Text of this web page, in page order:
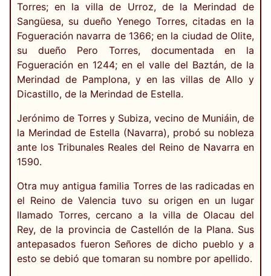
Torres; en la villa de Urroz, de la Merindad de
Sangüesa, su dueño Yenego Torres, citadas en la
Fogueración navarra de 1366; en la ciudad de Olite,
su dueño Pero Torres, documentada en la
Fogueración en 1244; en el valle del Baztán, de la
Merindad de Pamplona, y en las villas de Allo y
Dicastillo, de la Merindad de Estella.
Jerónimo de Torres y Subiza, vecino de Muniáin, de
la Merindad de Estella (Navarra), probó su nobleza
ante los Tribunales Reales del Reino de Navarra en
1590.
Otra muy antigua familia Torres de las radicadas en
el Reino de Valencia tuvo su origen en un lugar
llamado Torres, cercano a la villa de Olacau del
Rey, de la provincia de Castellón de la Plana. Sus
antepasados fueron Señores de dicho pueblo y a
esto se debió que tomaran su nombre por apellido.